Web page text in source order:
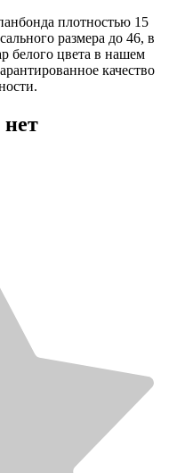
плотностью 15
размера до 46, в
белого цвета в нашем
качество